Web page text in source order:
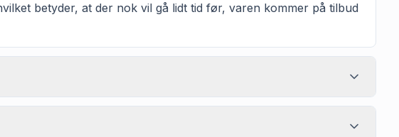
betyder, at der nok vil gå lidt tid før, varen kommer på tilbud